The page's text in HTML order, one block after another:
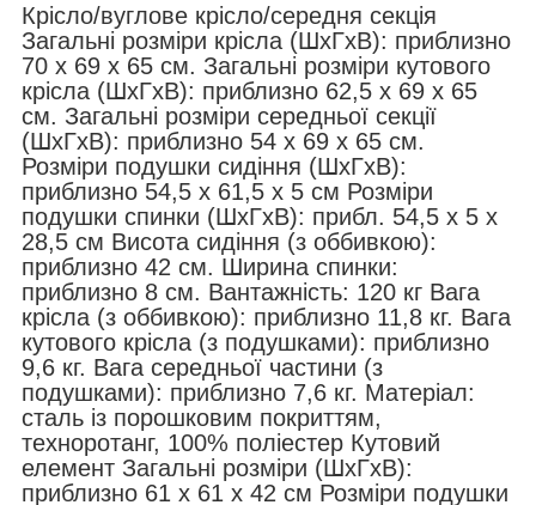
Крісло/вуглове крісло/середня секція
Загальні розміри крісла (ШxГxВ): приблизно
70 x 69 x 65 см. Загальні розміри кутового
крісла (ШxГxВ): приблизно 62,5 x 69 x 65
см. Загальні розміри середньої секції
(ШхГхВ): приблизно 54 x 69 x 65 см.
Розміри подушки сидіння (ШxГxВ):
приблизно 54,5 x 61,5 x 5 см Розміри
подушки спинки (ШхГхВ): прибл. 54,5 x 5 x
28,5 см Висота сидіння (з оббивкою):
приблизно 42 см. Ширина спинки:
приблизно 8 см. Вантажність: 120 кг Вага
крісла (з оббивкою): приблизно 11,8 кг. Вага
кутового крісла (з подушками): приблизно
9,6 кг. Вага середньої частини (з
подушками): приблизно 7,6 кг. Матеріал:
сталь із порошковим покриттям,
техноротанг, 100% поліестер Кутовий
елемент Загальні розміри (ШxГxВ):
приблизно 61 x 61 x 42 см Розміри подушки